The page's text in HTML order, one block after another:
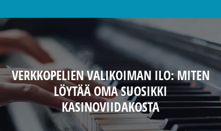
VERKKOPELIEN VALIKOIMAN ILO: MITEN
LÖYTÄÄ OMA SUOSIKKI
KASINOVIIDAKOSTA